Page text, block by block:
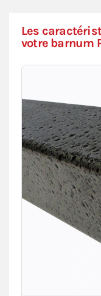
Les
votre barnum